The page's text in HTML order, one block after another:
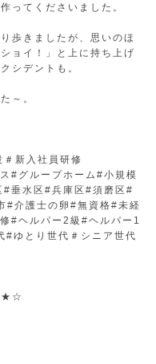
ってくださいました。
歩きましたが、思いのほ
ョイ！」と上に持ち上げ
シデントも。
～。
新入社員研修
#グループホーム#小規模
#垂水区#兵庫区#須磨区#
#介護士の卵#無資格#未経
#ヘルパー2級#ヘルパー1
ゆとり世代＃シニア世代
★☆